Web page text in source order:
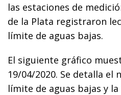
las estaciones de
de la Plata registraron
límite de aguas bajas.
El siguiente gráfico
19/04/2020. Se detalla el
límite de aguas bajas y